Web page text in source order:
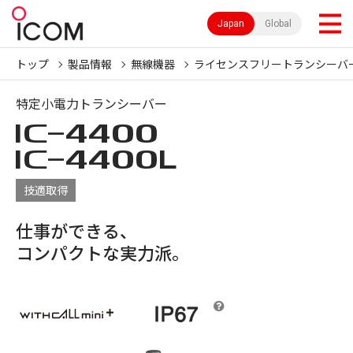
Japan Global
トップ 製品情報 無線機器 ライセンスフリートランシーバ
特定小電力トランシーバー
IC-4400
IC-4400L
技適取得
仕事ができる、
コンパクトな実力派。